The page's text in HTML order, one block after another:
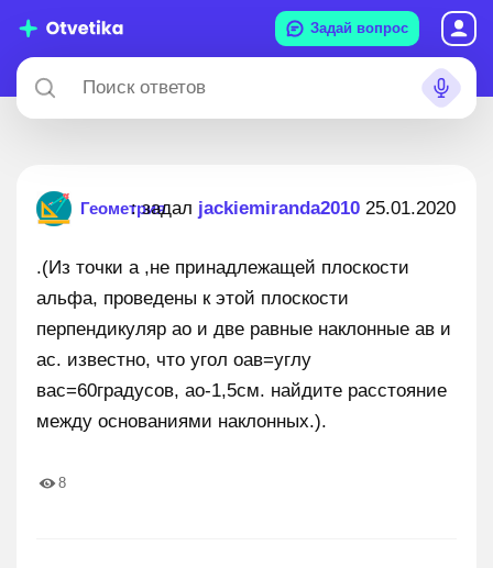
Задай вопрос
Геометрия
: задал jackiemiranda2010 25.01.2020
.(Из точки а ,не принадлежащей плоскости
альфа, проведены к этой плоскости
перпендикуляр ао и две равные наклонные ав и
ас. известно, что угол оав=углу
вас=60градусов, ао-1,5см. найдите расстояние
между основаниями наклонных.).
8